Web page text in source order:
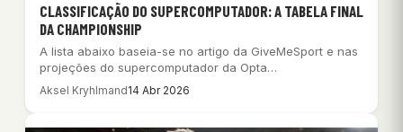
CLASSIFICAÇÃO DO SUPERCOMPUTADOR: A TABELA FINAL
DA CHAMPIONSHIP
A lista abaixo baseia-se no artigo da GiveMeSport e nas
projeções do supercomputador da Opta…
Aksel Kryhlmand14 Abr 2026